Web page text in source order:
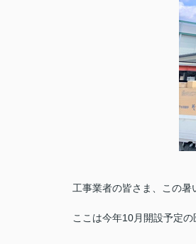
工事業者の皆さま、この暑
ここは今年10月開設予定の